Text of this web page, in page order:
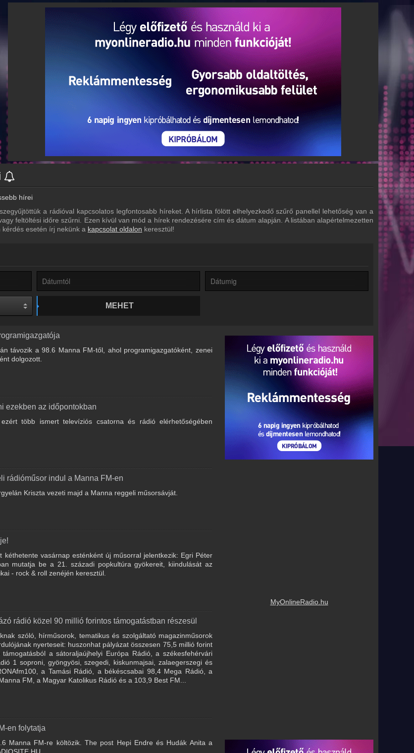
hírei
a rádióval kapcsolatos legfontosabb híreket. A hírlista fölött elhelyezkedő szűrő panellel lehetőség van a
feltöltési időre szűrni. Ezen kívül van mód a hírek rendezésére cím és dátum alapján. A listában alapértelmezetten
esetén írj nekünk a kapcsolat oldalon keresztül!
MEHET
MyOnlineRadio.hu
távozik a 98.6 Manna FM-től, ahol programigazgatóként, zenei
dolgozott.
ezekben az időpontokban
több ismert televíziós csatorna és rádió elérhetőségében
rádióműsor indul a Manna FM-en
Kriszta vezeti majd a Manna reggeli műsorsávját.
vasárnap esténként új műsorral jelentkezik: Egri Péter
mutatja be a 21. századi popkultúra gyökereit, kiindulását az
- rock & roll zenéjén keresztül.
rádió közel 90 millió forintos támogatástban részesül
szóló, hírműsorok, tematikus és szolgáltató magazinműsorok
nyerteseit: huszonhat pályázat összesen 75,5 millió forint
a sátoraljaújhelyi Európa Rádió, a székesfehérvári
1 soproni, gyöngyösi, szegedi, kiskunmajsai, zalaegerszegi és
a Tamási Rádió, a békéscsabai 98,4 Mega Rádió, a
FM, a Magyar Katolikus Rádió és a 103,9 Best FM...
en folytatja
Manna FM-re költözik. The post Hepi Endre és Hudák Anita a